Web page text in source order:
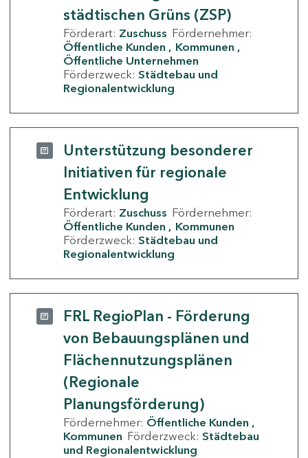
städtischen Grüns (ZSP)
Förderart: Zuschuss Fördernehmer:
Öffentliche Kunden
Kommunen
Öffentliche Unternehmen
Förderzweck: Städtebau und
Regionalentwicklung
Unterstützung besonderer
Initiativen für regionale
Entwicklung
Förderart: Zuschuss Fördernehmer:
Öffentliche Kunden
Kommunen
Förderzweck: Städtebau und
Regionalentwicklung
FRL RegioPlan - Förderung
von Bebauungsplänen und
Flächennutzungsplänen
(Regionale
Planungsförderung)
Fördernehmer: Öffentliche Kunden
Kommunen Förderzweck: Städtebau
und Regionalentwicklung